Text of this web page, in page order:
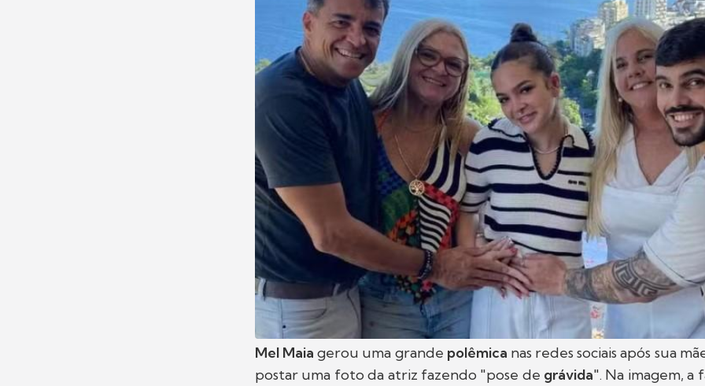
Mel Maia gerou uma grande polêmica nas redes sociais após sua
postar uma foto da atriz fazendo "pose de grávida". Na imagem, a